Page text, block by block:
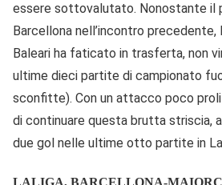
essere sottovalutato. Nonostante il
Barcellona nell’incontro precedente,
Baleari ha faticato in trasferta, non
ultime dieci partite di campionato
sconfitte). Con un attacco poco
di continuare questa brutta striscia,
due gol nelle ultime otto partite in